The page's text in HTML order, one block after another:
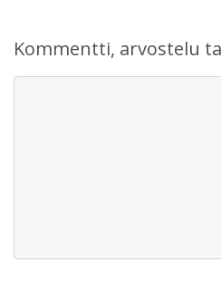
Kommentti, arvostelu